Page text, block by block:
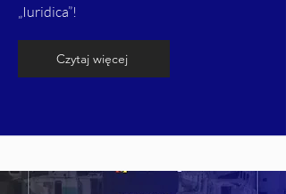
„Iuridica”!
Czytaj więcej